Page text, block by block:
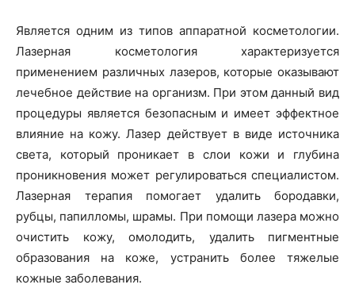
Является одним из типов аппаратной косметологии.
Лазерная косметология характеризуется
применением различных лазеров, которые оказывают
лечебное действие на организм. При этом данный вид
процедуры является безопасным и имеет эффектное
влияние на кожу. Лазер действует в виде источника
света, который проникает в слои кожи и глубина
проникновения может регулироваться специалистом.
Лазерная терапия помогает удалить бородавки,
рубцы, папилломы, шрамы. При помощи лазера можно
очистить кожу, омолодить, удалить пигментные
образования на коже, устранить более тяжелые
кожные заболевания.